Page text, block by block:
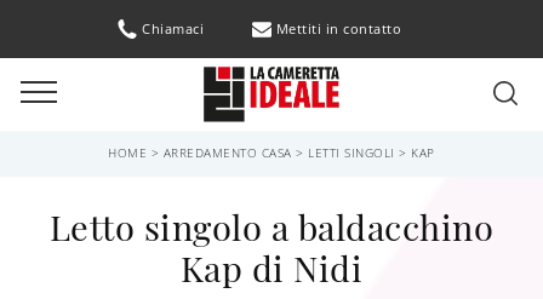
Chiamaci Mettiti in contatto
HOME > ARREDAMENTO CASA > LETTI SINGOLI > KAP
Letto singolo a baldacchino
Kap di Nidi